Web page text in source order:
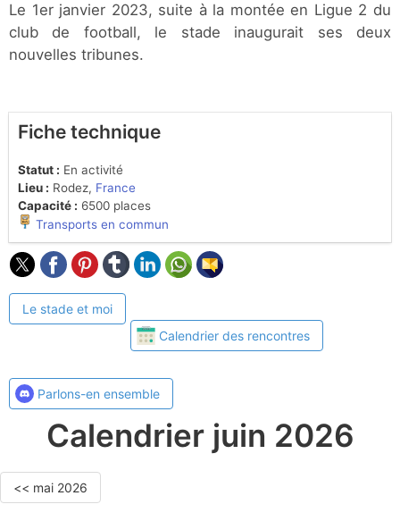
Le 1er janvier 2023, suite à la montée en Ligue 2 du
club de football, le stade inaugurait ses deux
nouvelles tribunes.
Fiche technique
Statut : En activité
Lieu : Rodez, France
Capacité : 6500 places
Transports en commun
Le stade et moi
Calendrier des rencontres
Parlons-en ensemble
Calendrier juin 2026
<< mai 2026